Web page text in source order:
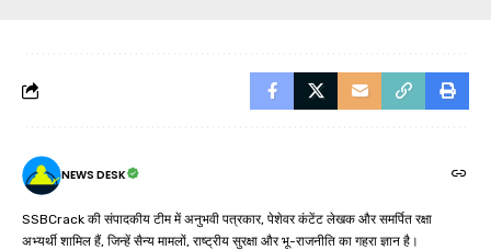
NEWS DESK
SSBCrack की संपादकीय टीम में अनुभवी पत्रकार, पेशेवर कंटेंट लेखक और समर्पित रक्षा
अभ्यर्थी शामिल हैं, जिन्हें सैन्य मामलों, राष्ट्रीय सुरक्षा और भू-राजनीति का गहरा ज्ञान है।